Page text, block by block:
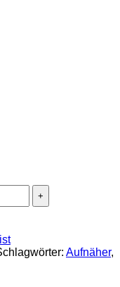
Aufnäher,